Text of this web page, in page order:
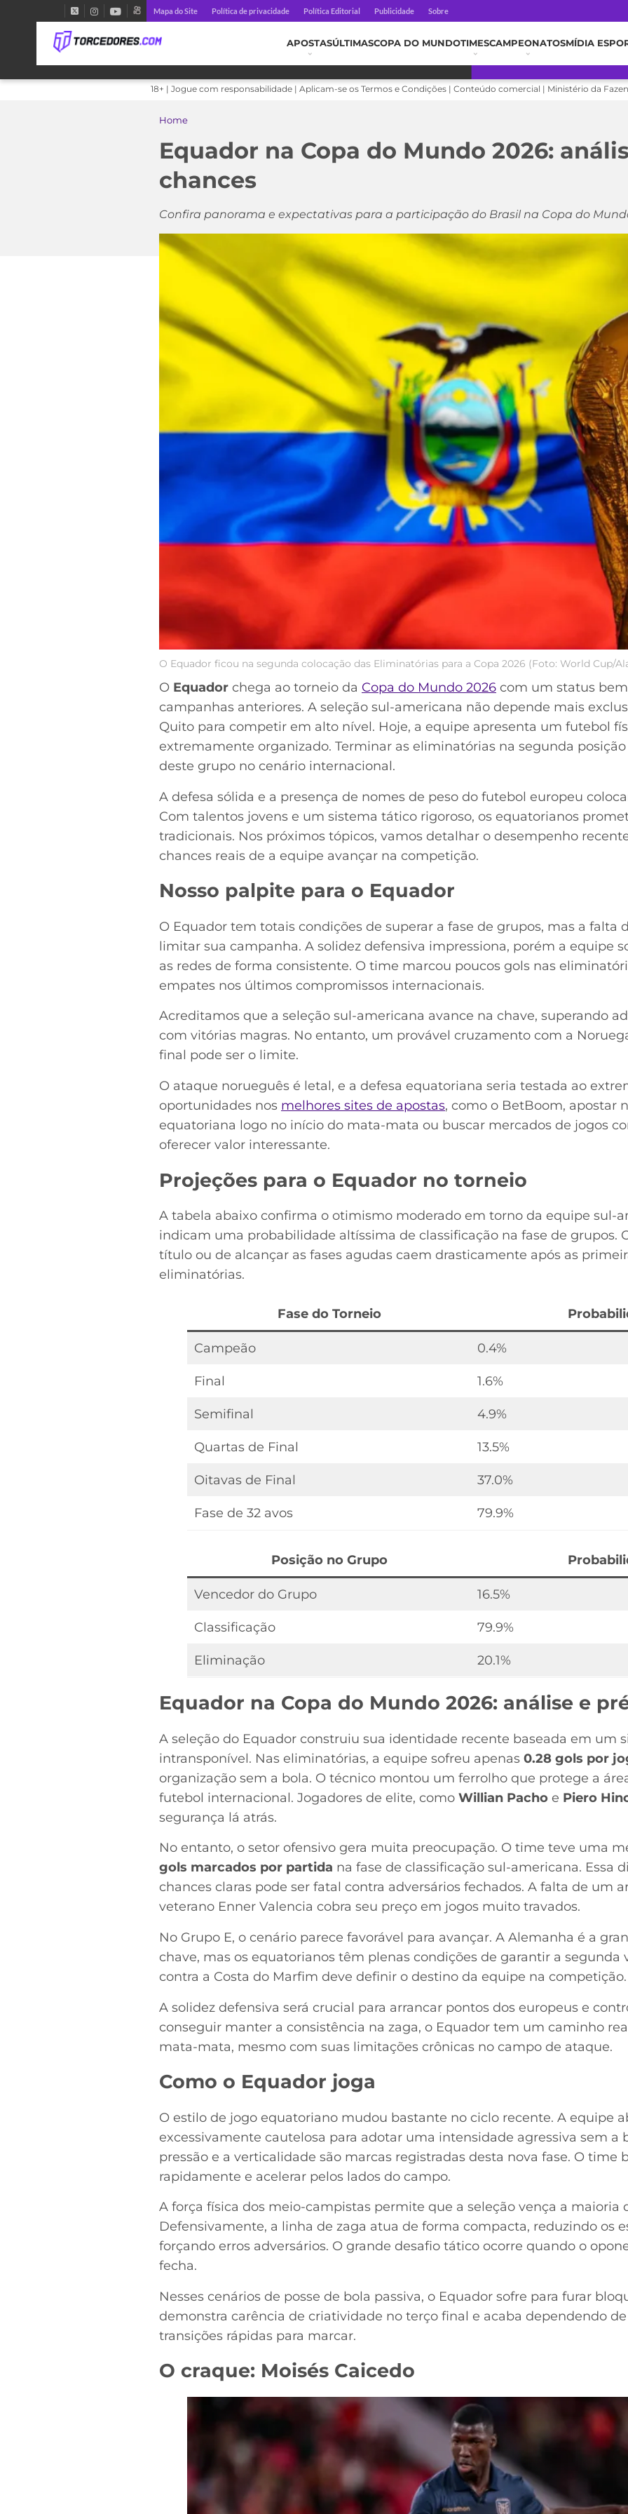
Mapa do Site Política de privacidade Política Editorial Publicidade Sobre
APOSTASÚLTIMASCOPA DO MUNDOTIMESCAMPEONATOSMÍDIA
18+ | Jogue com responsabilidade | Aplicam-se os Termos e Condições | Conteúdo comercial | Ministério da
Home
Equador na Copa do Mundo 2026:
chances
Confira panorama e expectativas para a participação do Brasil na Copa do
O Equador ficou na segunda colocação das Eliminatórias para a Copa 2026 (Foto: World Cup/
O Equador chega ao torneio da Copa do Mundo 2026 com um status
campanhas anteriores. A seleção sul-americana não depende mais
Quito para competir em alto nível. Hoje, a equipe apresenta um futebol
extremamente organizado. Terminar as eliminatórias na segunda
deste grupo no cenário internacional.
A defesa sólida e a presença de nomes de peso do futebol europeu
Com talentos jovens e um sistema tático rigoroso, os equatorianos
tradicionais. Nos próximos tópicos, vamos detalhar o desempenho
chances reais de a equipe avançar na competição.
Nosso palpite para o Equador
O Equador tem totais condições de superar a fase de grupos, mas a falta
limitar sua campanha. A solidez defensiva impressiona, porém a equipe
as redes de forma consistente. O time marcou poucos gols nas
empates nos últimos compromissos internacionais.
Acreditamos que a seleção sul-americana avance na chave, superando
com vitórias magras. No entanto, um provável cruzamento com a
final pode ser o limite.
O ataque norueguês é letal, e a defesa equatoriana seria testada ao
oportunidades nos melhores sites de apostas, como o BetBoom, apostar
equatoriana logo no início do mata-mata ou buscar mercados de jogos
oferecer valor interessante.
Projeções para o Equador no torneio
A tabela abaixo confirma o otimismo moderado em torno da equipe sul-
indicam uma probabilidade altíssima de classificação na fase de grupos.
título ou de alcançar as fases agudas caem drasticamente após as
eliminatórias.
Fase do Torneio
Campeão 0.4%
Final 1.6%
Semifinal 4.9%
Quartas de Final 13.5%
Oitavas de Final 37.0%
Fase de 32 avos 79.9%
Posição no Grupo
Vencedor do Grupo 16.5%
Classificação 79.9%
Eliminação 20.1%
Equador na Copa do Mundo 2026: análise e
A seleção do Equador construiu sua identidade recente baseada em um
intransponível. Nas eliminatórias, a equipe sofreu apenas 0.28 gols por
organização sem a bola. O técnico montou um ferrolho que protege a
futebol internacional. Jogadores de elite, como Willian Pacho e Piero
segurança lá atrás.
No entanto, o setor ofensivo gera muita preocupação. O time teve uma
gols marcados por partida na fase de classificação sul-americana. Essa
chances claras pode ser fatal contra adversários fechados. A falta de um
veterano Enner Valencia cobra seu preço em jogos muito travados.
No Grupo E, o cenário parece favorável para avançar. A Alemanha é a
chave, mas os equatorianos têm plenas condições de garantir a segunda
contra a Costa do Marfim deve definir o destino da equipe na competição.
A solidez defensiva será crucial para arrancar pontos dos europeus e
conseguir manter a consistência na zaga, o Equador tem um caminho
mata-mata, mesmo com suas limitações crônicas no campo de ataque.
Como o Equador joga
O estilo de jogo equatoriano mudou bastante no ciclo recente. A equipe
excessivamente cautelosa para adotar uma intensidade agressiva sem a
pressão e a verticalidade são marcas registradas desta nova fase. O time
rapidamente e acelerar pelos lados do campo.
A força física dos meio-campistas permite que a seleção vença a maioria
Defensivamente, a linha de zaga atua de forma compacta, reduzindo os
forçando erros adversários. O grande desafio tático ocorre quando o
fecha.
Nesses cenários de posse de bola passiva, o Equador sofre para furar
demonstra carência de criatividade no terço final e acaba dependendo
transições rápidas para marcar.
O craque: Moisés Caicedo